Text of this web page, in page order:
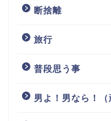
断捨離
旅行
普段思う事
男よ！男なら！（